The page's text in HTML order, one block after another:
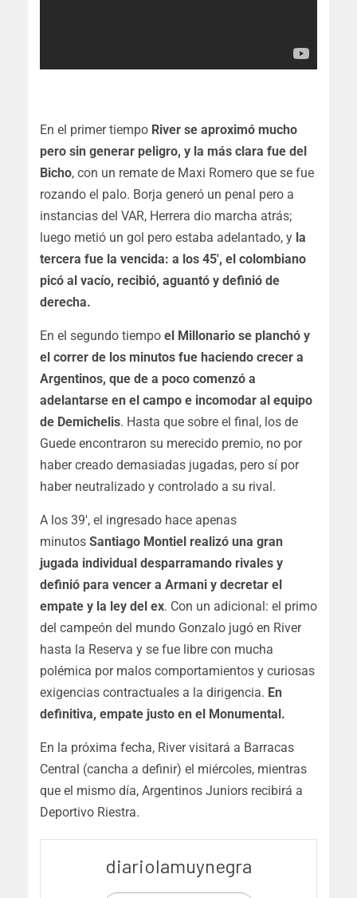
En el primer tiempo River se aproximó mucho
pero sin generar peligro, y la más clara fue del
Bicho, con un remate de Maxi Romero que se fue
rozando el palo. Borja generó un penal pero a
instancias del VAR, Herrera dio marcha atrás;
luego metió un gol pero estaba adelantado, y la
tercera fue la vencida: a los 45′, el colombiano
picó al vacío, recibió, aguantó y definió de
derecha.
En el segundo tiempo el Millonario se planchó y
el correr de los minutos fue haciendo crecer a
Argentinos, que de a poco comenzó a
adelantarse en el campo e incomodar al equipo
de Demichelis. Hasta que sobre el final, los de
Guede encontraron su merecido premio, no por
haber creado demasiadas jugadas, pero sí por
haber neutralizado y controlado a su rival.
A los 39′, el ingresado hace apenas
minutos Santiago Montiel realizó una gran
jugada individual desparramando rivales y
definió para vencer a Armani y decretar el
empate y la ley del ex. Con un adicional: el primo
del campeón del mundo Gonzalo jugó en River
hasta la Reserva y se fue libre con mucha
polémica por malos comportamientos y curiosas
exigencias contractuales a la dirigencia. En
definitiva, empate justo en el Monumental.
En la próxima fecha, River visitará a Barracas
Central (cancha a definir) el miércoles, mientras
que el mismo día, Argentinos Juniors recibirá a
Deportivo Riestra.
diariolamuynegra